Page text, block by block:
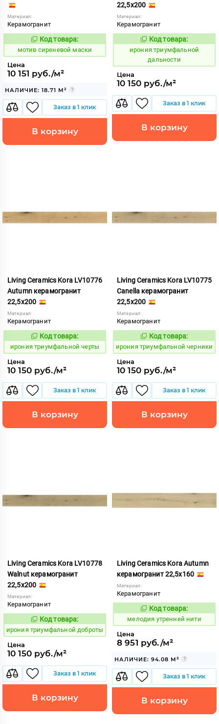
Материал:
Керамогранит
1042047
Код товара:
мотив сиреневой маски
Цена
10 151 руб./м²
НАЛИЧИЕ: 18.71 М²
Заказ в 1 клик
В корзину
22,5x200
Материал:
Керамогранит
1106871
Код товара:
ирония триумфальной
дальности
Цена
10 150 руб./м²
Заказ в 1 клик
В корзину
Living Ceramics Kora LV10776
Autumn керамогранит
22,5x200
Материал:
Керамогранит
1106870
Код товара:
ирония триумфальной черты
Цена
10 150 руб./м²
Заказ в 1 клик
В корзину
Living Ceramics Kora LV10775
Canella керамогранит
22,5x200
Материал:
Керамогранит
1106869
Код товара:
ирония триумфальной черники
Цена
10 150 руб./м²
Заказ в 1 клик
В корзину
Living Ceramics Kora LV10778
Walnut керамогранит
22,5x200
Материал:
Керамогранит
1106872
Код товара:
ирония триумфальной доброты
Цена
10 150 руб./м²
Заказ в 1 клик
В корзину
Living Ceramics Kora Autumn
керамогранит 22,5x160
Материал:
Керамогранит
966810
Код товара:
мелодия утренней нити
Цена
8 951 руб./м²
НАЛИЧИЕ: 94.08 М²
Заказ в 1 клик
В корзину